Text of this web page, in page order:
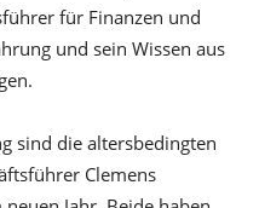
für Finanzen und
und sein Wissen aus
sind die altersbedingten
Clemens